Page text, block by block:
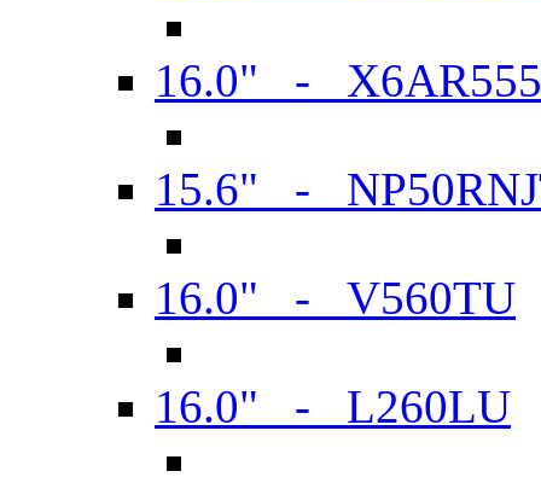
16.0" -
15.6" -
16.0" - V560TU
16.0" - L260LU